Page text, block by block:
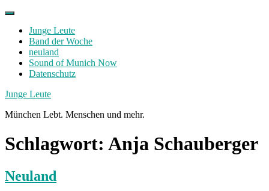
Skip
contentJunge Leute
Band der Woche
neuland
Sound of Munich Now
Datenschutz
Facebook
Twitter
Instagram
Junge Leute
München Lebt. Menschen und mehr.
Schlagwort: Anja Schauberger
Neuland